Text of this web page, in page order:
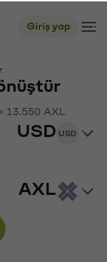
Giriş yap
13.550 AXL
USD USD
AXL